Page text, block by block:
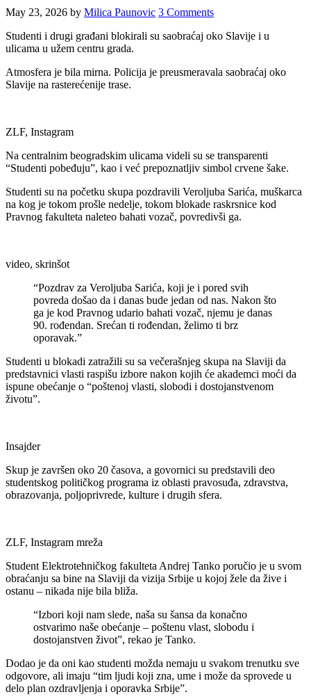
May 23, 2026 by Milica Paunovic 3 Comments
Studenti i drugi građani blokirali su saobraćaj oko Slavije i u
ulicama u užem centru grada.
Atmosfera je bila mirna. Policija je preusmeravala saobraćaj oko
Slavije na rasterećenije trase.
ZLF, Instagram
Na centralnim beogradskim ulicama videli su se transparenti
“Studenti pobeđuju”, kao i već prepoznatljiv simbol crvene šake.
Studenti su na početku skupa pozdravili Veroljuba Sarića, muškarca
na kog je tokom prošle nedelje, tokom blokade raskrsnice kod
Pravnog fakulteta naleteo bahati vozač, povredivši ga.
video, skrinšot
“Pozdrav za Veroljuba Sarića, koji je i pored svih
povreda došao da i danas bude jedan od nas. Nakon što
ga je kod Pravnog udario bahati vozač, njemu je danas
90. rođendan. Srećan ti rođendan, želimo ti brz
oporavak.”
Studenti u blokadi zatražili su sa večerašnjeg skupa na Slaviji da
predstavnici vlasti raspišu izbore nakon kojih će akademci moći da
ispune obećanje o “poštenoj vlasti, slobodi i dostojanstvenom
životu”.
Insajder
Skup je završen oko 20 časova, a govornici su predstavili deo
studentskog političkog programa iz oblasti pravosuđa, zdravstva,
obrazovanja, poljoprivrede, kulture i drugih sfera.
ZLF, Instagram mreža
Student Elektrotehničkog fakulteta Andrej Tanko poručio je u svom
obraćanju sa bine na Slaviji da vizija Srbije u kojoj žele da žive i
ostanu – nikada nije bila bliža.
“Izbori koji nam slede, naša su šansa da konačno
ostvarimo naše obećanje – poštenu vlast, slobodu i
dostojanstven život”, rekao je Tanko.
Dodao je da oni kao studenti možda nemaju u svakom trenutku sve
odgovore, ali imaju “tim ljudi koji zna, ume i može da sprovede u
delo plan ozdravljenja i oporavka Srbije”.